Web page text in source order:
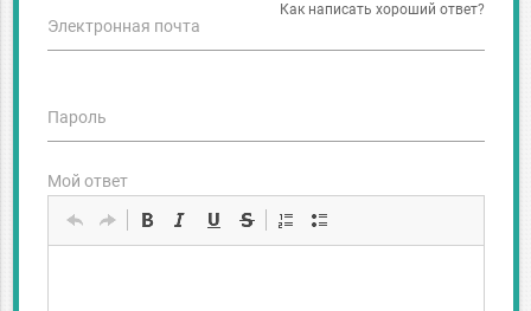
Как написать хороший ответ?
Электронная почта
Пароль
Мой ответ